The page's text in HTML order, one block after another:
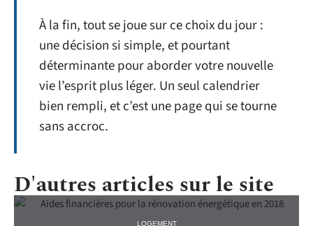
À la fin, tout se joue sur ce choix du jour :
une décision si simple, et pourtant
déterminante pour aborder votre nouvelle
vie l’esprit plus léger. Un seul calendrier
bien rempli, et c’est une page qui se tourne
sans accroc.
D'autres articles sur le site
LOGEMENT